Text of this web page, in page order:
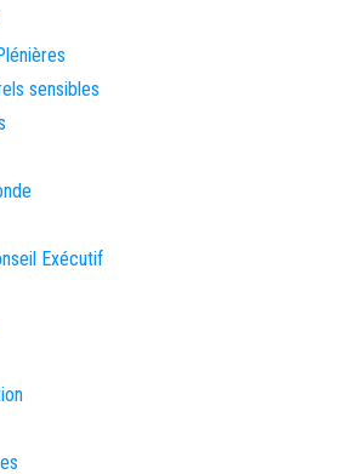
sensibles
Exécutif